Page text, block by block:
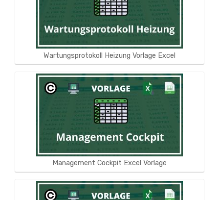
Wartungsprotokoll Heizung Vorlage Excel
Management Cockpit Excel Vorlage